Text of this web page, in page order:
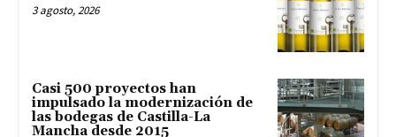
3 agosto, 2026
Casi 500 proyectos han
impulsado la modernización de
las bodegas de Castilla-La
Mancha desde 2015